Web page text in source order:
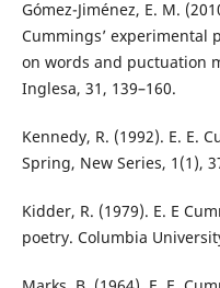
Gómez-Jiménez, E. M.
Cummings’ experimental
on words and puctuation
Inglesa, 31, 139–160.
Kennedy, R. (1992). E. E.
Spring, New Series, 1(1),
Kidder, R. (1979). E. E
poetry. Columbia